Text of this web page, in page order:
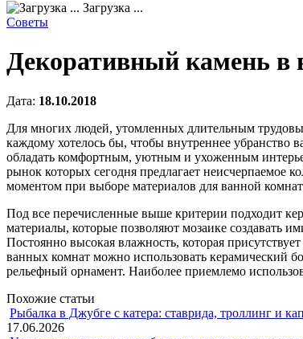
Загрузка ...
Советы
Декоративный камень в
Дата: 18.10.2018
Для многих людей, утомленных длительным
каждому хотелось бы, чтобы внутреннее убранство
обладать комфортным, уютным и ухоженным
рынок которых сегодня предлагает неисчерпаемое
моментом при выборе материалов для ванной
Под все перечисленные выше критерии подходит
материалы, которые позволяют мозаике создавать
Постоянно высокая влажность, которая
ванных комнат можно использовать керамический
рельефный орнамент. Наиболее приемлемо
Похожие статьи
Рыбалка в Джубге с катера: ставрида, троллинг и
17.06.2026